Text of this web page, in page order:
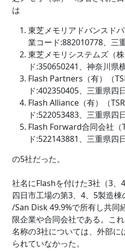
は
東芝メモリアドバンスド
業コード:882010778、三
東芝メモリシステムズ（
ド:350650241、神奈川県
Flash Partners（有）（
ド:402350405、三重県四
Flash Alliance（有）（
ド:522053483、三重県四
Flash Forward合同会社（
ド:522143881、三重県四
の5社だった。
社名にFlashを付けた3社（3、
四日市工場の第3、4、5製造
/San Disk 49.9%で所有し共同
限企業や合同会社である。こ
名称の3社については、外部に
られていなかった。